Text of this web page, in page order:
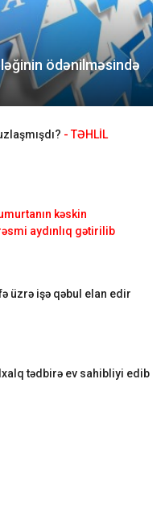
ödənilməsində
- TƏHLİL
kəskin
aydınlıq gətirilib
üzrə işə qəbul elan edir
tədbirə ev sahibliyi edib